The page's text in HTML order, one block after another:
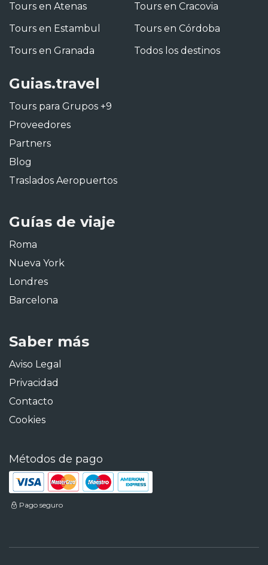
Tours en Atenas
Tours en Estambul
Tours en Granada
Tours en Cracovia
Tours en Córdoba
Todos los destinos
Guias.travel
Tours para Grupos +9
Proveedores
Partners
Blog
Traslados Aeropuertos
Guías de viaje
Roma
Nueva York
Londres
Barcelona
Saber más
Aviso Legal
Privacidad
Contacto
Cookies
Métodos de pago
Pago seguro